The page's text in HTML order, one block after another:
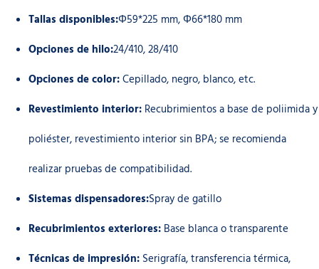
Tallas disponibles:Φ59*225 mm, Φ66*180 mm
Opciones de hilo:24/410, 28/410
Opciones de color:Cepillado, negro, blanco, etc.
Revestimiento interior: Recubrimientos a base de poliimida y
poliéster, revestimiento interior sin BPA; se recomienda
realizar pruebas de compatibilidad.
Sistemas dispensadores:Spray de gatillo
Recubrimientos exteriores: Base blanca o transparente
Técnicas de impresión: Serigrafía, transferencia térmica,